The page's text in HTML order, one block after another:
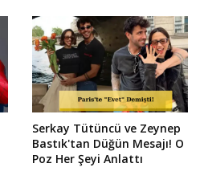
Serkay Tütüncü ve Zeynep
Bastık'tan Düğün Mesajı! O
Poz Her Şeyi Anlattı